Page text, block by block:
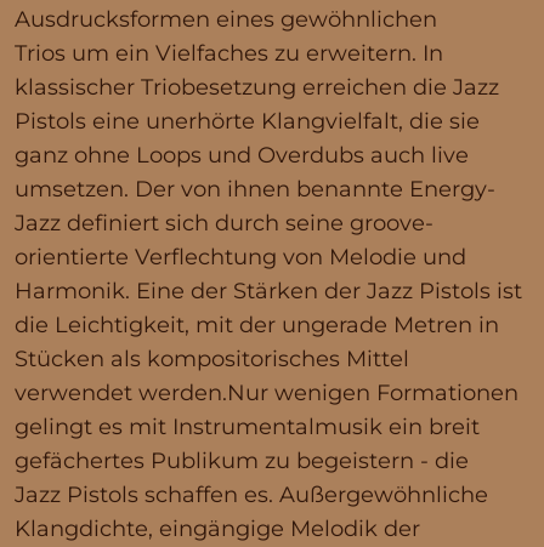
Ausdrucksformen eines gewöhnlichen
Trios um ein Vielfaches zu erweitern. In
klassischer Triobesetzung erreichen die Jazz
Pistols eine unerhörte Klangvielfalt, die sie
ganz ohne Loops und Overdubs auch live
umsetzen. Der von ihnen benannte Energy-
Jazz definiert sich durch seine groove-
orientierte Verflechtung von Melodie und
Harmonik. Eine der Stärken der Jazz Pistols ist
die Leichtigkeit, mit der ungerade Metren in
Stücken als kompositorisches Mittel
verwendet werden.Nur wenigen Formationen
gelingt es mit Instrumentalmusik ein breit
gefächertes Publikum zu begeistern - die
Jazz Pistols schaffen es. Außergewöhnliche
Klangdichte, eingängige Melodik der